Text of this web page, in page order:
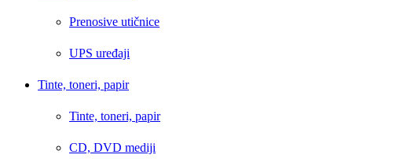
Prenosive utičnice
UPS uređaji
Tinte, toneri, papir
Tinte, toneri, papir
CD, DVD mediji